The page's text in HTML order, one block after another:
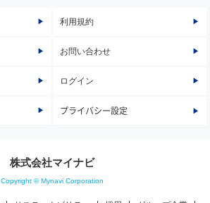
利用規約
お問い合わせ
ログイン
プライバシー設定
株式会社マイナビ
Copyright © Mynavi Corporation